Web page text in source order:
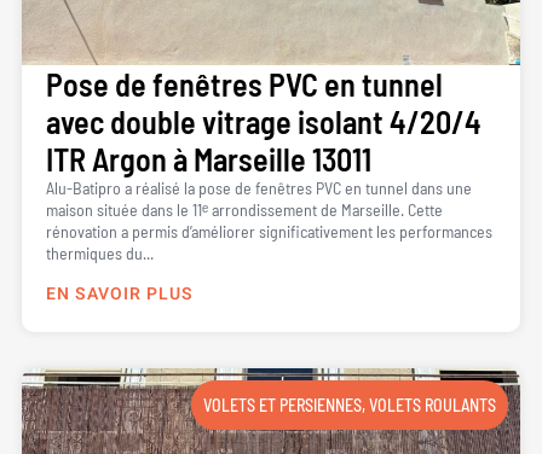
Pose de fenêtres PVC en tunnel
avec double vitrage isolant 4/20/4
ITR Argon à Marseille 13011
Alu-Batipro a réalisé la pose de fenêtres PVC en tunnel dans une
maison située dans le 11ᵉ arrondissement de Marseille. Cette
rénovation a permis d’améliorer significativement les performances
thermiques du...
EN SAVOIR PLUS
VOLETS ET PERSIENNES,VOLETS ROULANTS